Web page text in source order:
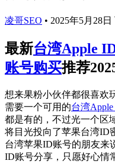
凌哥SEO • 2025年5月28日
最新台湾Apple
账号购买推荐
想来果粉小伙伴都很喜欢
需要一个可用的台湾
都是有的，不过光一个区
将目光投向了苹果台湾ID
台湾苹果ID账号的朋友来
ID账号分享，只愿好心情